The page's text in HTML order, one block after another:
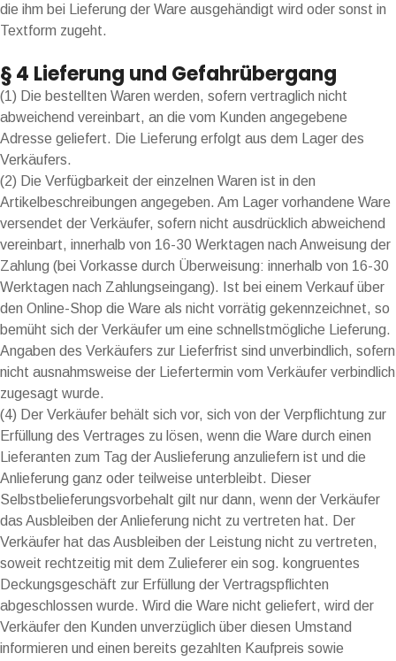
die ihm bei Lieferung der Ware ausgehändigt wird oder sonst in
Textform zugeht.
§ 4 Lieferung und Gefahrübergang
(1) Die bestellten Waren werden, sofern vertraglich nicht
abweichend vereinbart, an die vom Kunden angegebene
Adresse geliefert. Die Lieferung erfolgt aus dem Lager des
Verkäufers.
(2) Die Verfügbarkeit der einzelnen Waren ist in den
Artikelbeschreibungen angegeben. Am Lager vorhandene Ware
versendet der Verkäufer, sofern nicht ausdrücklich abweichend
vereinbart, innerhalb von 16-30 Werktagen nach Anweisung der
Zahlung (bei Vorkasse durch Überweisung: innerhalb von 16-30
Werktagen nach Zahlungseingang). Ist bei einem Verkauf über
den Online-Shop die Ware als nicht vorrätig gekennzeichnet, so
bemüht sich der Verkäufer um eine schnellstmögliche Lieferung.
Angaben des Verkäufers zur Lieferfrist sind unverbindlich, sofern
nicht ausnahmsweise der Liefertermin vom Verkäufer verbindlich
zugesagt wurde.
(4) Der Verkäufer behält sich vor, sich von der Verpflichtung zur
Erfüllung des Vertrages zu lösen, wenn die Ware durch einen
Lieferanten zum Tag der Auslieferung anzuliefern ist und die
Anlieferung ganz oder teilweise unterbleibt. Dieser
Selbstbelieferungsvorbehalt gilt nur dann, wenn der Verkäufer
das Ausbleiben der Anlieferung nicht zu vertreten hat. Der
Verkäufer hat das Ausbleiben der Leistung nicht zu vertreten,
soweit rechtzeitig mit dem Zulieferer ein sog. kongruentes
Deckungsgeschäft zur Erfüllung der Vertragspflichten
abgeschlossen wurde. Wird die Ware nicht geliefert, wird der
Verkäufer den Kunden unverzüglich über diesen Umstand
informieren und einen bereits gezahlten Kaufpreis sowie